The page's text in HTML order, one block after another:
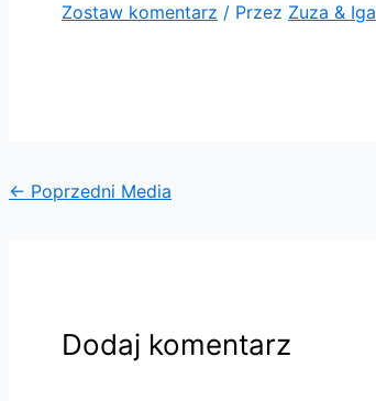
Zostaw komentarz / Przez Zuza & Iga
← Poprzedni Media
Dodaj komentarz